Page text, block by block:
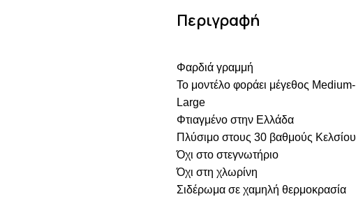
Περιγραφή
Φαρδιά γραμμή
Το μοντέλο φοράει μέγεθος Medium-
Large
Φτιαγμένο στην Ελλάδα
Πλύσιμο στους 30 βαθμούς Κελσίου
Όχι στο στεγνωτήριο
Όχι στη χλωρίνη
Σιδέρωμα σε χαμηλή θερμοκρασία